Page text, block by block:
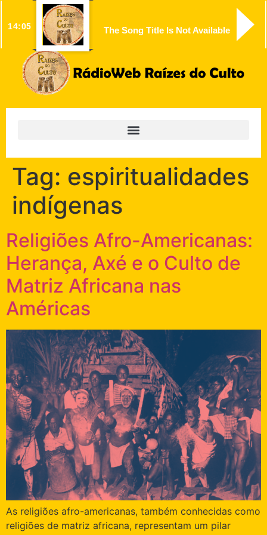
14:05 The Song Title Is Not Available
Tag: espiritualidades
indígenas
Religiões Afro-Americanas:
Herança, Axé e o Culto de
Matriz Africana nas
Américas
As religiões afro-americanas, também conhecidas como
religiões de matriz africana, representam um pilar